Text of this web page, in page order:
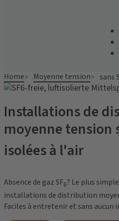
Home Moyenne tension sans
Installations de
moyenne tension
isolées à l'air
Absence de gaz SF6? Le plus
installations de distribution
Faciles à entretenir et sans